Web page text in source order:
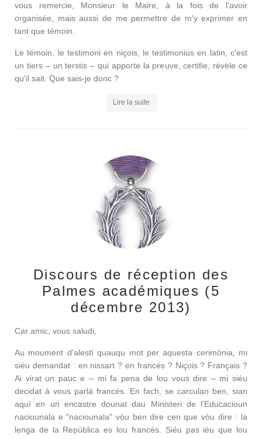
vous remercie, Monsieur le Maire, à la fois de l'avoir
organisée, mais aussi de me permettre de m'y exprimer en
tant que témoin.
Le témoin, le testimoni en niçois, le testimonius en latin, c'est
un tiers – un terstis – qui apporte la preuve, certifie, révèle ce
qu'il sait. Que sais-je donc ?
Lire la suite
Discours de réception des
Palmes académiques (5
décembre 2013)
Car amic, vous saludi,
Au moument d'alestì quauqu mot per aquesta cerimònia, mi
siéu demandat : en nissart ? en francés ? Niçois ? Français ?
Ai virat un pauc e – mi fa pena de lou vous dire – mi siéu
decidat à vous parlà francés. En fach, se carculan ben, sian
aquì en un encastre dounat dau Ministeri de l'Educacioun
naciounala e "naciounala" vòu ben dire cen que vòu dire : la
lenga de la Repùblica es lou francés. Siéu pas iéu que lou